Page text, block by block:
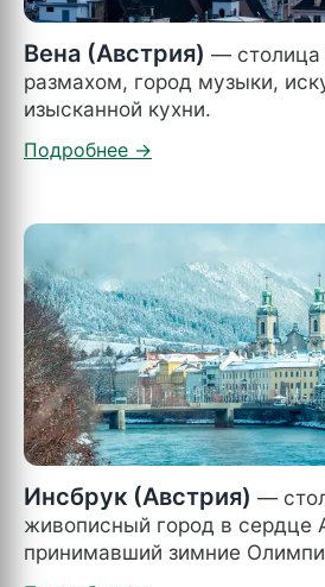
Вена (Австрия) — столица
размахом, город музыки,
изысканной кухни.
Инсбрук (Австрия) —
живописный город в сердце
принимавший зимние